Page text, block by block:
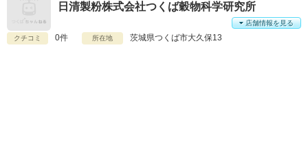
日清製粉株式会社つくば穀物科学研究所
クチコミ 0件 所在地 茨城県つくば市大久保13
店舗情報を見る